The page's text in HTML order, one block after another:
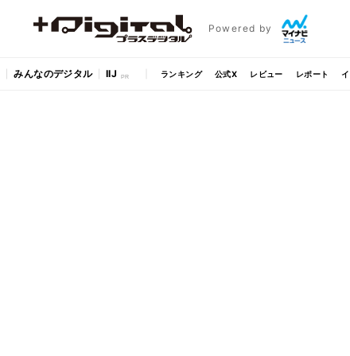
Powered by
みんなのデジタル IIJ ランキング 公式X レビュー レポート